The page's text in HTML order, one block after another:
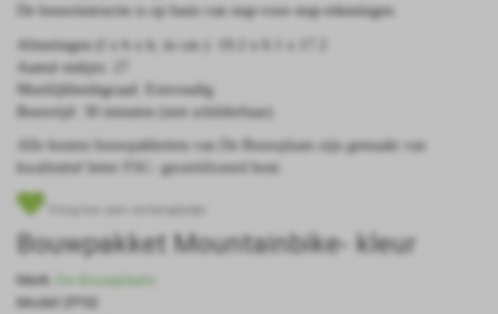
De bouwinstructie is op basis van stap-voor-stap-tekeningen.
Afmetingen (l x b x h, in cm.):
Aantal stukjes: 27
Moeilijkheidsgraad: Eenvoudig
Bouwtijd: 30 minuten (niet schilderbaar)
Alle houten bouwpakketten van De Bouwplaats zijn gemaakt van
kwalitatief beter FSC- gecertificeerd hout.
Voeg toe aan verlanglijstje
Bouwpakket Mountainbike- kleur
Merk:
De Bouwplaats
Model:ZP02